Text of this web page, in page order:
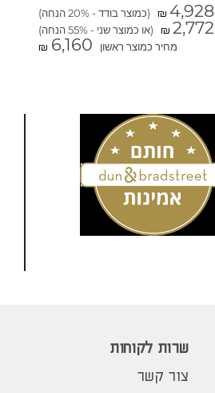
₪ 4,928 (כמוצר בודד - 20% הנחה)
₪ 2,772
(או כמוצר שני - 55% הנחה)
מחיר כמוצר ראשון
₪ 6,160
שרות לקוחות
צור קשר